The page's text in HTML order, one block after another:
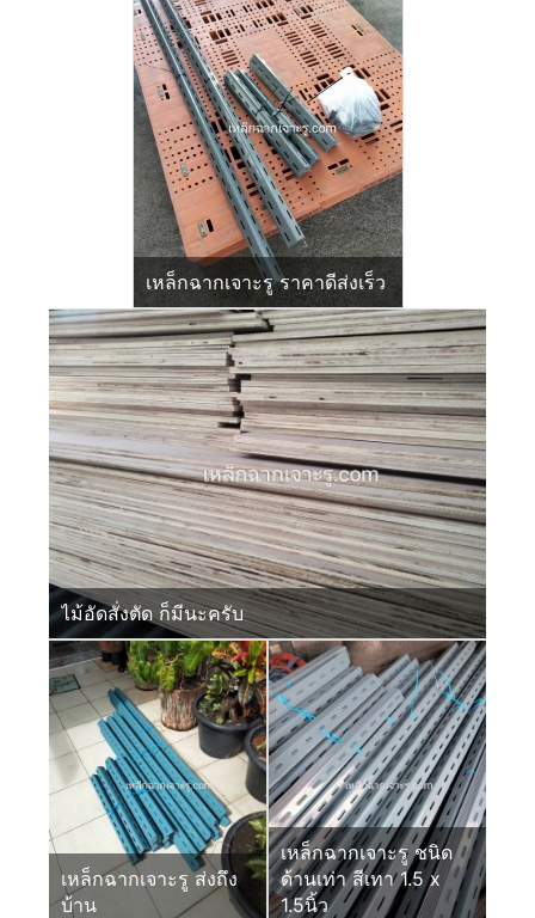
เหล็กฉากเจาะรู ราคาดีส่งเร็ว
ไม้อัดสั่งตัด ก็มีนะครับ
เหล็กฉากเจาะรู ส่งถึง
บ้าน
เหล็กฉากเจาะรู ชนิด
ด้านเท่า สีเทา 1.5 x
1.5นิ้ว